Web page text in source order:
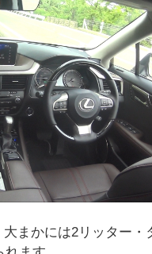
まかには2リッター・